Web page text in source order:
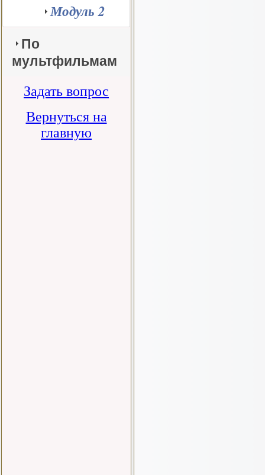
Модуль 2
Prepare 4
По
мультфильмам
Задать вопрос
Вернуться на
главную